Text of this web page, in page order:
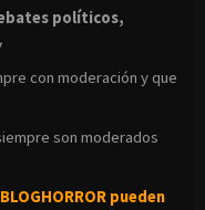
políticos,
con moderación y que
son moderados
pueden